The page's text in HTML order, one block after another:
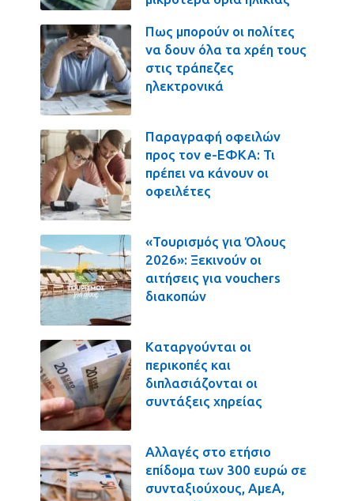
Πως μπορούν οι πολίτες
να δουν όλα τα χρέη τους
στις τράπεζες
ηλεκτρονικά
Παραγραφή οφειλών
προς τον e-ΕΦΚΑ: Τι
πρέπει να κάνουν οι
οφειλέτες
«Τουρισμός για Όλους
2026»: Ξεκινούν οι
αιτήσεις για vouchers
διακοπών
Καταργούνται οι
περικοπές και
διπλασιάζονται οι
συντάξεις χηρείας
Αλλαγές στο ετήσιο
επίδομα των 300 ευρώ σε
συνταξιούχους, ΑμεΑ,